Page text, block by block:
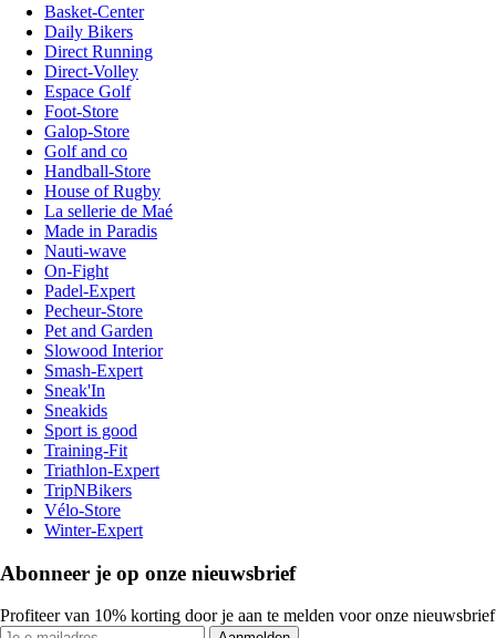
Basket-Center
Daily Bikers
Direct Running
Direct-Volley
Espace Golf
Foot-Store
Galop-Store
Golf and co
Handball-Store
House of Rugby
La sellerie de Maé
Made in Paradis
Nauti-wave
On-Fight
Padel-Expert
Pecheur-Store
Pet and Garden
Slowood Interior
Smash-Expert
Sneak'In
Sneakids
Sport is good
Training-Fit
Triathlon-Expert
TripNBikers
Vélo-Store
Winter-Expert
Abonneer je op onze nieuwsbrief
Profiteer van 10% korting door je aan te melden voor onze nieuwsbrief